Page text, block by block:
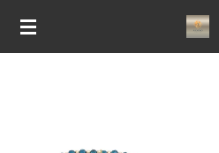
Ga